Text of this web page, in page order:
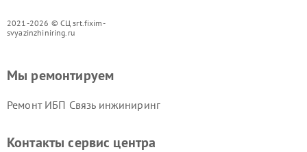
2021-2026 © СЦ srt.fixim-
svyazinzhiniring.ru
Мы ремонтируем
Ремонт ИБП Связь инжиниринг
Контакты сервис центра